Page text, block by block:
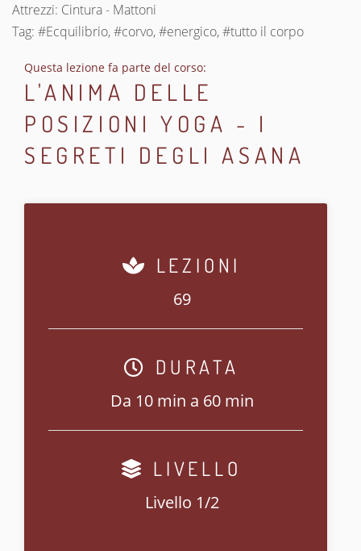
Attrezzi: Cintura - Mattoni
Tag: #Ecquilibrio, #corvo, #energico, #tutto il corpo
Questa lezione fa parte del corso:
L'ANIMA DELLE
POSIZIONI YOGA - I
SEGRETI DEGLI ASANA
LEZIONI
69
DURATA
Da 10 min a 60 min
LIVELLO
Livello 1/2